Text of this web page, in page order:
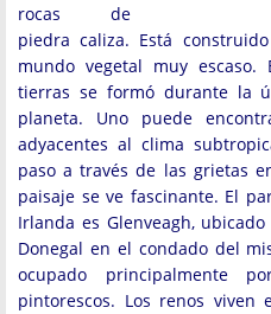
rocas de
piedra caliza. Está
mundo vegetal muy
tierras se formó durante la
planeta. Uno puede
adyacentes al clima
paso a través de las grietas
paisaje se ve fascinante. El
Irlanda es Glenveagh,
Donegal en el condado del
ocupado principalmente
pintorescos. Los renos